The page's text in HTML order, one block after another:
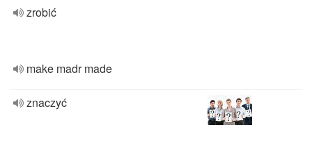
zrobić
make madr made
znaczyć